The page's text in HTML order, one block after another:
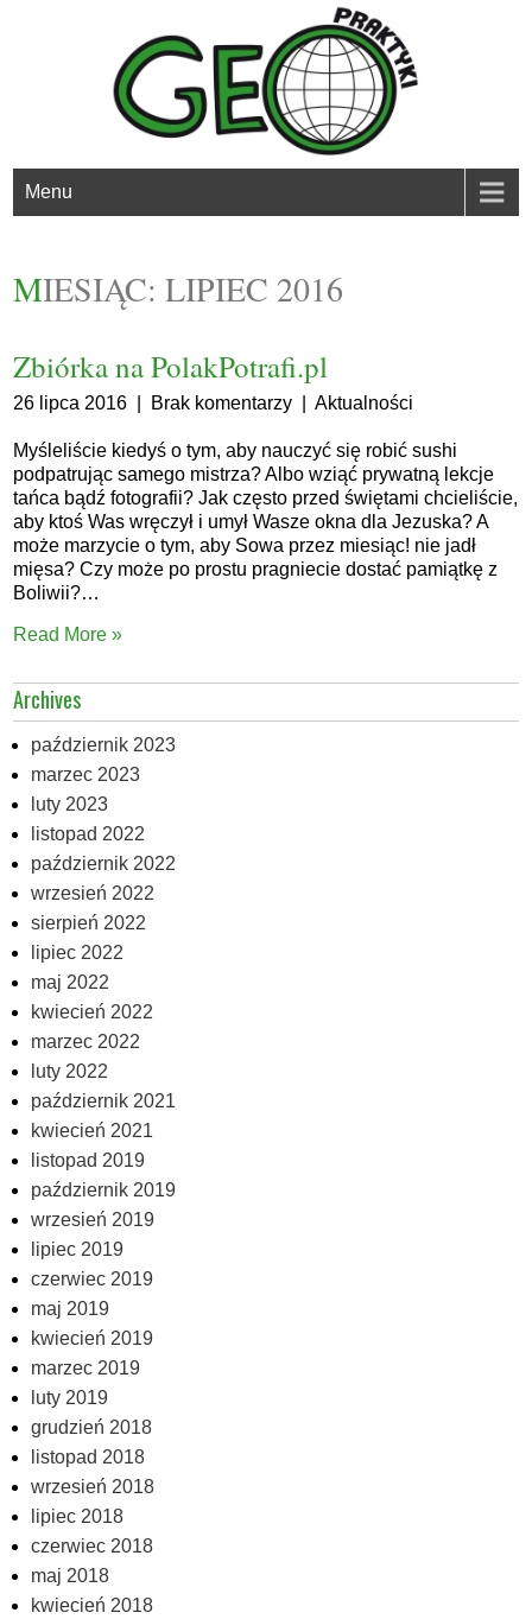
Menu
MIESIĄC:LIPIEC 2016
Zbiórka na PolakPotrafi.pl
26 lipca 2016 Brak komentarzy |Aktualności
Myśleliście kiedyś o tym, aby nauczyć się robić sushi
podpatrując samego mistrza? Albo wziąć prywatną lekcje
tańca bądź fotografii? Jak często przed świętami chcieliście,
aby ktoś Was wręczył i umył Wasze okna dla Jezuska? A
może marzycie o tym, aby Sowa przez miesiąc! nie jadł
mięsa? Czy może po prostu pragniecie dostać pamiątkę z
Boliwii?…
Read More »
Archives
październik 2023
marzec 2023
luty 2023
listopad 2022
październik 2022
wrzesień 2022
sierpień 2022
lipiec 2022
maj 2022
kwiecień 2022
marzec 2022
luty 2022
październik 2021
kwiecień 2021
listopad 2019
październik 2019
wrzesień 2019
lipiec 2019
czerwiec 2019
maj 2019
kwiecień 2019
marzec 2019
luty 2019
grudzień 2018
listopad 2018
wrzesień 2018
lipiec 2018
czerwiec 2018
maj 2018
kwiecień 2018